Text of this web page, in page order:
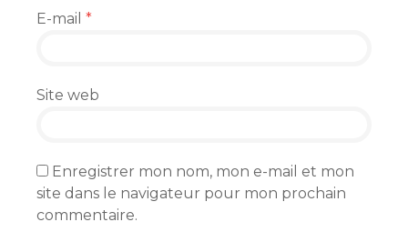
E-mail *
Site web
Enregistrer mon nom, mon e-mail et mon
site dans le navigateur pour mon prochain
commentaire.